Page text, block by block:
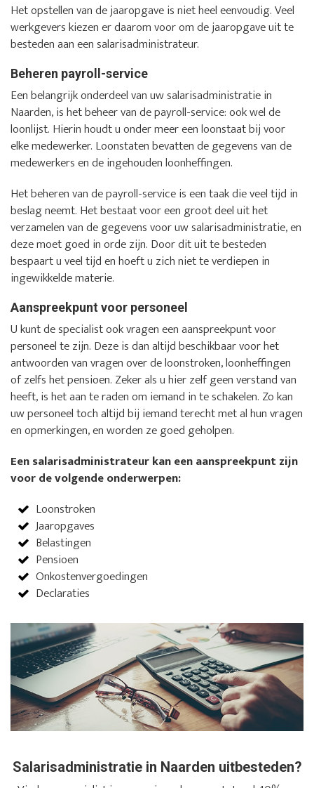
Het opstellen van de jaaropgave is niet heel eenvoudig. Veel
werkgevers kiezen er daarom voor om de jaaropgave uit te
besteden aan een salarisadministrateur.
Beheren payroll-service
Een belangrijk onderdeel van uw salarisadministratie in
Naarden, is het beheer van de payroll-service: ook wel de
loonlijst. Hierin houdt u onder meer een loonstaat bij voor
elke medewerker. Loonstaten bevatten de gegevens van de
medewerkers en de ingehouden loonheffingen.
Het beheren van de payroll-service is een taak die veel tijd in
beslag neemt. Het bestaat voor een groot deel uit het
verzamelen van de gegevens voor uw salarisadministratie, en
deze moet goed in orde zijn. Door dit uit te besteden
bespaart u veel tijd en hoeft u zich niet te verdiepen in
ingewikkelde materie.
Aanspreekpunt voor personeel
U kunt de specialist ook vragen een aanspreekpunt voor
personeel te zijn. Deze is dan altijd beschikbaar voor het
antwoorden van vragen over de loonstroken, loonheffingen
of zelfs het pensioen. Zeker als u hier zelf geen verstand van
heeft, is het aan te raden om iemand in te schakelen. Zo kan
uw personeel toch altijd bij iemand terecht met al hun vragen
en opmerkingen, en worden ze goed geholpen.
Een salarisadministrateur kan een aanspreekpunt zijn
voor de volgende onderwerpen:
Loonstroken
Jaaropgaves
Belastingen
Pensioen
Onkostenvergoedingen
Declaraties
Salarisadministratie in Naarden uitbesteden?